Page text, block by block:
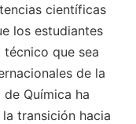
científicas
los estudiantes
técnico que sea
de la
de Química ha
transición hacia